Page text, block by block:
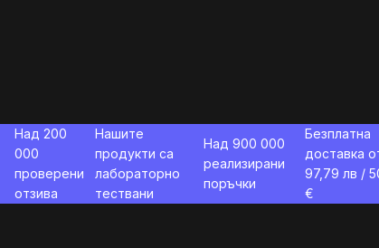
Над 200
000
проверени
отзива
Нашите
продукти са
лабораторно
тествани
Над 900 000
реализирани
поръчки
Безплатна
доставка
97,79 лв /
€